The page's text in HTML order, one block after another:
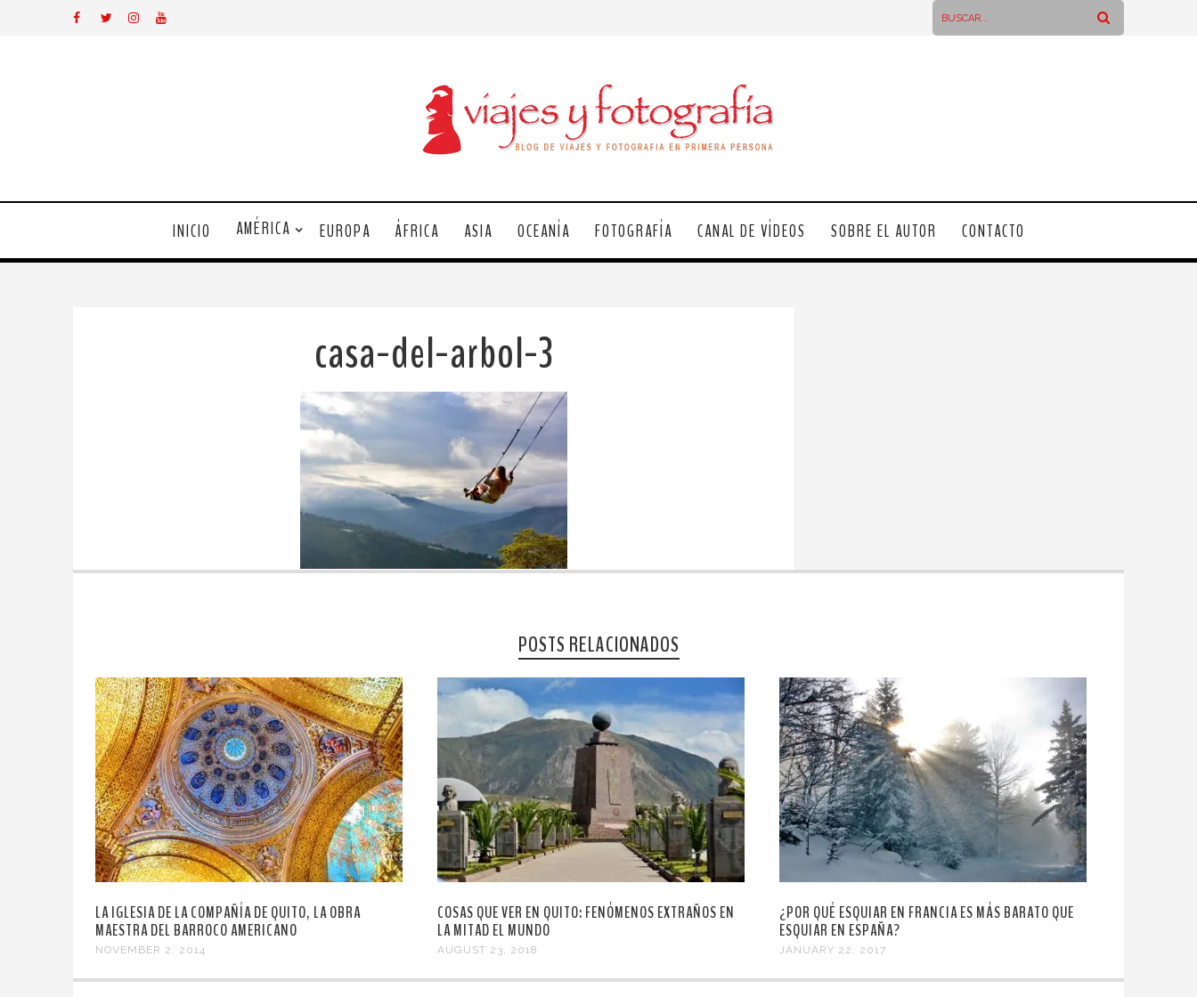
INICIO AMÉRICA EUROPA ÁFRICA ASIA OCEANÍA FOTOGRAFÍA CANAL DE VÍDEOS SOBRE EL AUTOR CONTACTO
casa-del-arbol-3
POSTS RELACIONADOS
LA IGLESIA DE LA COMPAÑÍA DE QUITO, LA OBRA
MAESTRA DEL BARROCO AMERICANO
NOVEMBER 2, 2014
COSAS QUE VER EN QUITO: FENÓMENOS EXTRAÑOS EN
LA MITAD EL MUNDO
AUGUST 23, 2018
¿POR QUÉ ESQUIAR EN FRANCIA ES MÁS BARATO QUE
ESQUIAR EN ESPAÑA?
JANUARY 22, 2017